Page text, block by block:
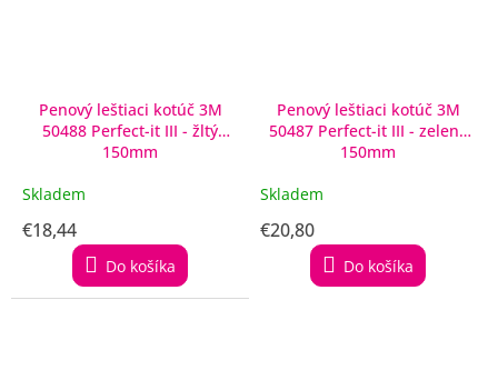
Penový leštiaci kotúč 3M
50488 Perfect-it III - žltý
150mm
Skladem
€18,44
Do košíka
Penový leštiaci kotúč 3M
50487 Perfect-it III - zelený
150mm
Skladem
€20,80
Do košíka